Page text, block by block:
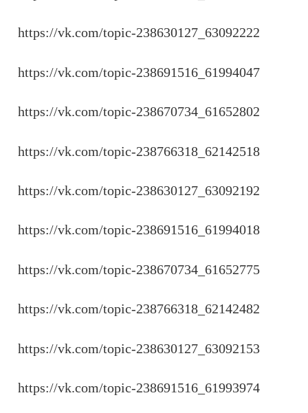
https://vk.com/topic-238630127_63092222
https://vk.com/topic-238691516_61994047
https://vk.com/topic-238670734_61652802
https://vk.com/topic-238766318_62142518
https://vk.com/topic-238630127_63092192
https://vk.com/topic-238691516_61994018
https://vk.com/topic-238670734_61652775
https://vk.com/topic-238766318_62142482
https://vk.com/topic-238630127_63092153
https://vk.com/topic-238691516_61993974